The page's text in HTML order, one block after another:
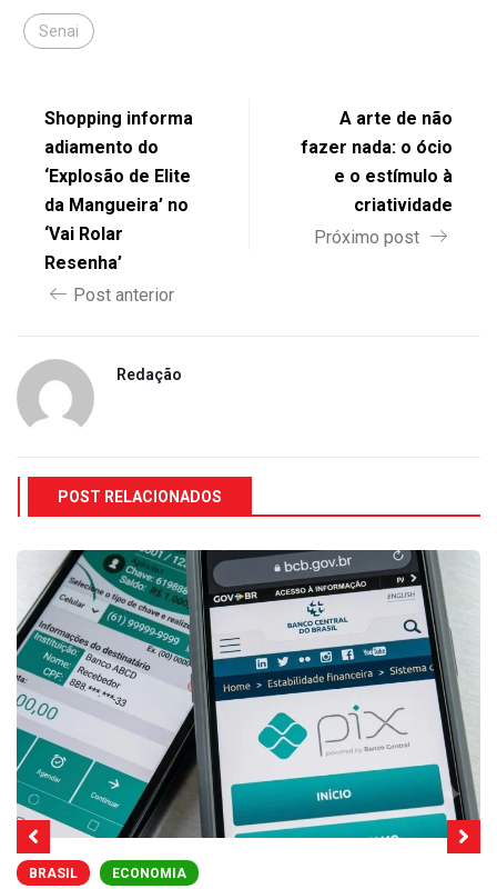
Senai
Shopping informa
adiamento do
‘Explosão de Elite
da Mangueira’ no
‘Vai Rolar
Resenha’
Post anterior
A arte de não
fazer nada: o ócio
e o estímulo à
criatividade
Próximo post
Redação
POST RELACIONADOS
BRASIL ECONOMIA